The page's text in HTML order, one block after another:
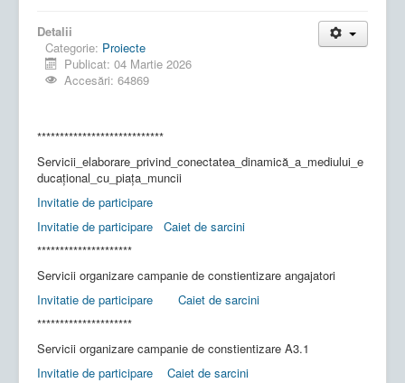
Detalii
Categorie: Proiecte
Publicat: 04 Martie 2026
Accesări: 64869
****************************
Servicii_elaborare_privind_conectatea_dinamică_a_mediului_e
ducațional_cu_piața_muncii
Invitatie de participare
Invitatie de participare
Caiet de sarcini
*********************
Servicii organizare campanie de constientizare angajatori
Invitatie de participare
Caiet de sarcini
*********************
Servicii organizare campanie de constientizare A3.1
Invitatie de participare
Caiet de sarcini